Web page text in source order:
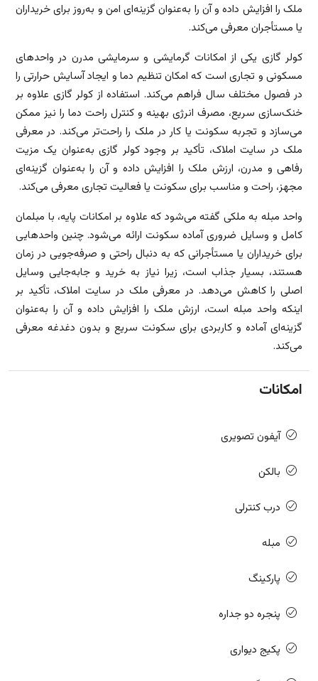
ملک را افزایش داده و آن را به‌عنوان گزینه‌ای امن و به‌روز برای خریداران
یا مستأجران معرفی می‌کند.
کولر گازی یکی از امکانات گرمایشی و سرمایشی مدرن در واحدهای
مسکونی و تجاری است که امکان تنظیم دما و ایجاد آسایش حرارتی را
در فصول مختلف سال فراهم می‌کند. استفاده از کولر گازی علاوه بر
خنک‌سازی سریع، مصرف انرژی بهینه و کنترل راحت دما را نیز ممکن
می‌سازد و تجربه سکونت یا کار در ملک را راحت‌تر می‌کند. در معرفی
ملک در سایت املاک، تأکید بر وجود کولر گازی به‌عنوان یک مزیت
رفاهی و مدرن، ارزش ملک را افزایش داده و آن را به‌عنوان گزینه‌ای
مجهز، راحت و مناسب برای سکونت یا فعالیت تجاری معرفی می‌کند.
واحد مبله به ملکی گفته می‌شود که علاوه بر امکانات پایه، با مبلمان
کامل و وسایل ضروری آماده سکونت ارائه می‌شود. چنین واحدهایی
برای خریداران یا مستأجرانی که به دنبال راحتی و صرفه‌جویی در زمان
هستند، بسیار جذاب است، زیرا نیاز به خرید و جابه‌جایی وسایل
اصلی را کاهش می‌دهد. در معرفی ملک در سایت املاک، تأکید بر
اینکه واحد مبله است، ارزش ملک را افزایش داده و آن را به‌عنوان
گزینه‌ای آماده و کاربردی برای سکونت سریع و بدون دغدغه معرفی
می‌کند.
امکانات
آیفون تصویری
بالکن
درب کنترلی
مبله
پارکینگ
پنجره دو جداره
پکیج دیواری